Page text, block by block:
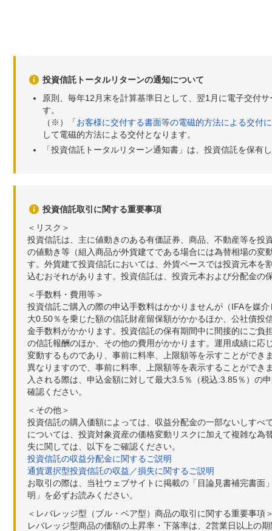
投資信託トータルリターンの通知について
原則、毎年12月末を計算基準日として、翌1月に電子交付
す。
（※）「お客様に交付する書面等の電磁的方法による交付
して電磁的方法による交付となります。
「投資信託トータルリターン通知書」は、投資信託を保有
投資信託取引に関する重要事項
＜リスク＞
投資信託は、主に値動きのある有価証券、商品、不動産等を
の値動き等（組入商品が外貨建てである場合には為替相場の
す。外貨建て投資信託においては、外貨ベースでは投資元本
込むおそれがあります。投資信託は、投資元本および分配金の
＜手数料・費用等＞
投資信託ご購入の際の申込手数料はかかりませんが（IFAを媒
大0.50％を乗じた額の信託財産留保額がかかるほか、公社債
金手数料がかかります。投資信託の保有期間中に間接的にご
の信託報酬のほか、その他の費用がかかります。運用成績に
変動するものであり、事前に料率、上限額等を示すことがで
異なりますので、事前に料率、上限額等を表示することがで
入される際は、申込金額に対して最大3.5％（税込:3.85％）の
確認ください。
＜その他＞
投資信託の購入価額によっては、収益分配金の一部ないしす
については、投資対象資産の価格変動リスクに加えて複雑な
失に関しては、以下をご確認ください。
投資信託の収益分配金に関するご説明
通貨選択型投資信託の収益／損失に関するご説明
お取引の際は、当社ウェブサイトに掲載の「目論見書補完書
明」を必ずお読みください。
＜レバレッジ型（ブル・ベア型）商品の取引に関する重要事項
レバレッジ型商品の価額の上昇率・下落率は、2営業日以上の